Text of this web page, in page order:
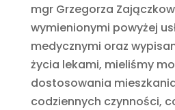
mgr Grzegorza
wymienionymi powyżej
medycznymi oraz
życia lekami, mieliśmy
dostosowania
codziennych czynności,